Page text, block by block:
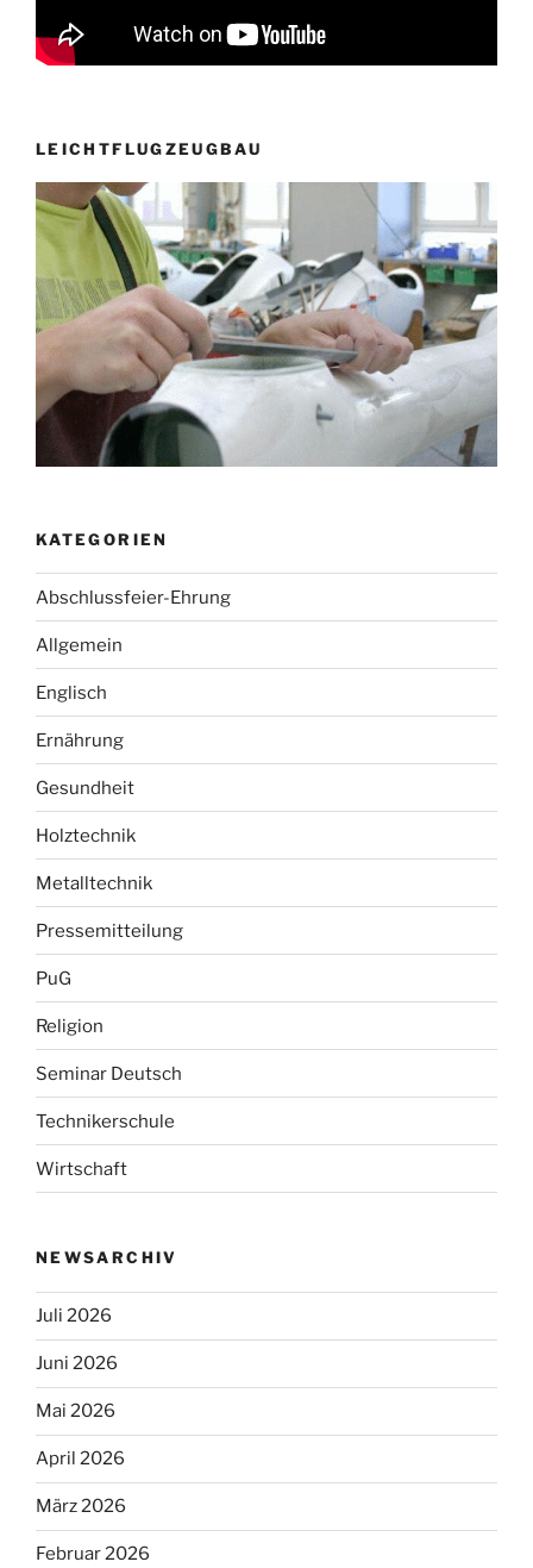
LEICHTFLUGZEUGBAU
KATEGORIEN
Abschlussfeier-Ehrung
Allgemein
Englisch
Ernährung
Gesundheit
Holztechnik
Metalltechnik
Pressemitteilung
PuG
Religion
Seminar Deutsch
Technikerschule
Wirtschaft
NEWSARCHIV
Juli 2026
Juni 2026
Mai 2026
April 2026
März 2026
Februar 2026